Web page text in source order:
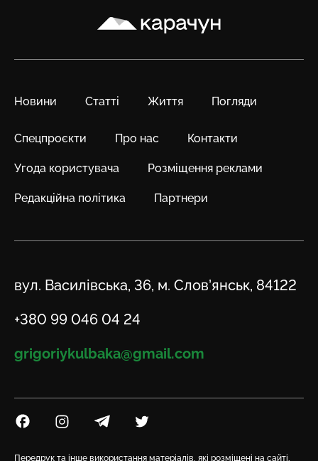
Карачун
Новини Статті Життя Погляди
Спецпроєкти Про нас Контакти
Угода користувача Розміщення реклами
Редакційна політика Партнери
Адреса
вул. Василівська, 36, м. Слов’янськ, 84122
Телефон
+380 99 046 04 24
Email
grigoriykulbaka@gmail.com
Посилання на Facebook
Посилання на Instagram
Посилання на Telegram
Посилання на Twitter
Передрук та інше використання матеріалів, які розміщені на сайті,